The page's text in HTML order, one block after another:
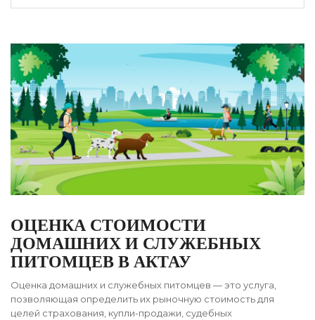
ОЦЕНКА СТОИМОСТИ
ДОМАШНИХ И СЛУЖЕБНЫХ
ПИТОМЦЕВ В АКТАУ
Оценка домашних и служебных питомцев — это услуга,
позволяющая определить их рыночную стоимость для
целей страхования, купли-продажи, судебных